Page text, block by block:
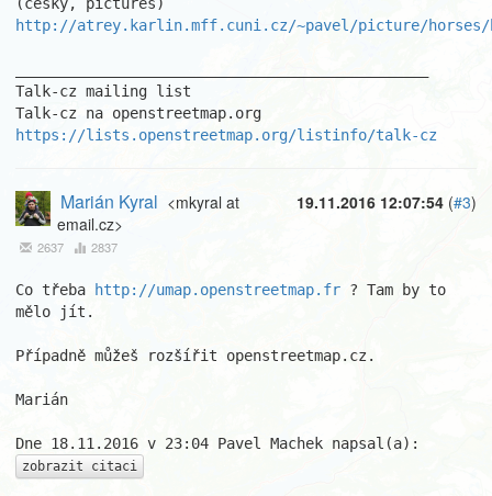
http://atrey.karlin.mff.cuni.cz/~pavel/picture/horses/
Talk-cz mailing list
https://lists.openstreetmap.org/listinfo/talk-cz
19.11.2016 12:07:54 (#3)
Marián Kyral <mkyral at
email.cz>
2637 2837
Co třeba http://umap.openstreetmap.fr ? Tam by to
mělo jít.
Případně můžeš rozšířit openstreetmap.cz.
Marián
zobrazit citaci